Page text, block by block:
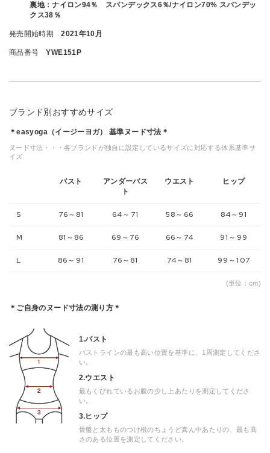
裏地：ナイロン94％ スパンデックス6％/ナイロン70% スパンデッ
クス38％
発売開始時期 2021年10月
商品番号 YWE151P
ブランド別おすすめサイズ
＊easyoga（イージーヨガ） 基準ヌード寸法＊
ヌード寸法・・・各ブランドが独自に設定しているサイズに対応する体系基準サ
イズ
バスト
アンダーバス
ト
ウエスト ヒップ
S 76～81 64～71 58～66 84～91
M 81～86 69～76 66～74 91～99
L 86～91 76～81 74～81 99～107
(単位：cm)
＊ご自身のヌード寸法の測り方＊
1.バスト
バストラインの最も高い位置を基準に、1周測定してくださ
い。
2.ウエスト
最もくびれているお腹の少し上あたりを測定してくださ
い。
3.ヒップ
骨盤と太もものつけ根のちょうど真ん中あたりの、最も高
さのある位置を測定してください。